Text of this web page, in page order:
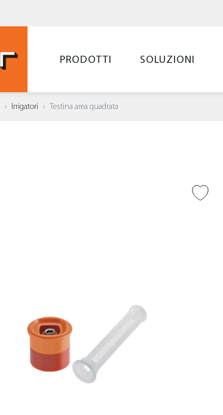
PRODOTTI SOLUZIONI
Irrigatori Testina area quadrata